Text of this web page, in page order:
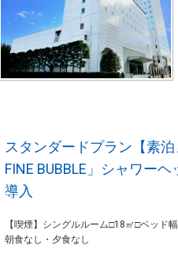
スタンダードプラン【素泊
FINE BUBBLE」シャワー
導入
【喫煙】シングルルーム□18㎡□ベッド
朝食なし・夕食なし